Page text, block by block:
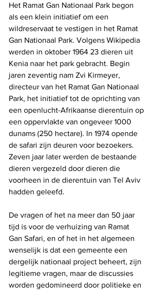
Het Ramat Gan Nationaal Park begon
als een klein initiatief om een ​​
wildreservaat te vestigen in het Ramat
Gan Nationaal Park. Volgens Wikipedia
werden in oktober 1964 23 dieren uit
Kenia naar het park gebracht. Begin
jaren zeventig nam Zvi Kirmeyer,
directeur van het Ramat Gan Nationaal
Park, het initiatief tot de oprichting van
een openlucht-Afrikaanse dierentuin op
een oppervlakte van ongeveer 1000
dunams (250 hectare). In 1974 opende
de safari zijn deuren voor bezoekers.
Zeven jaar later werden de bestaande
dieren vergezeld door dieren die
voorheen in de dierentuin van Tel Aviv
hadden geleefd.
De vragen of het na meer dan 50 jaar
tijd is voor de verhuizing van Ramat
Gan Safari, en of het in het algemeen
wenselijk is dat een gemeente een
dergelijk nationaal project beheert, zijn
legitieme vragen, maar de discussies
worden gedomineerd door politieke en